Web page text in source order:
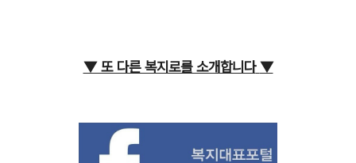
▼ 또 다른 복지로를 소개합니다 ▼